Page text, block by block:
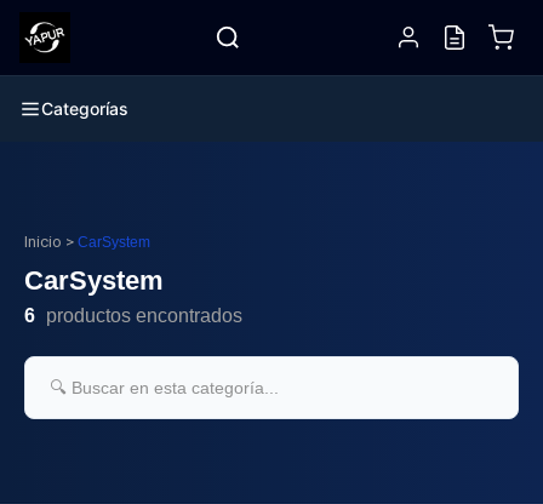
Categorías
Inicio > CarSystem
CarSystem
6 productos encontrados